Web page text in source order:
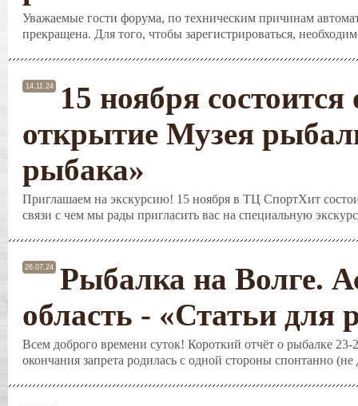
Уважаемые гости форума, по техническим причинам
прекращена. Для того, чтобы зарегистрироваться,
14.11.24
15 ноября
открытие Музея
рыбака»
Приглашаем на экскурсию! 15 ноября в ТЦ СпортХит
связи с чем мы рады пригласить вас на специальную
26.07.24
Рыбалка на Волге.
область - «Статьи для
Всем доброго времени суток! Короткий отчёт о рыбалке
окончания запрета родилась с одной стороны спонтанно